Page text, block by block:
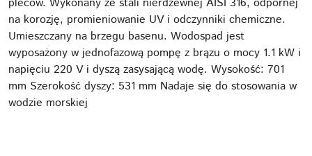
na korozję, promieniowanie UV i odczynniki chemiczne.
Umieszczany na brzegu basenu. Wodospad jest
wyposażony w jednofazową pompę z brązu o mocy 1.1 kW i
napięciu 220 V i dyszą zasysającą wodę. Wysokość: 701
mm Szerokość dyszy: 531 mm Nadaje się do stosowania w
wodzie morskiej